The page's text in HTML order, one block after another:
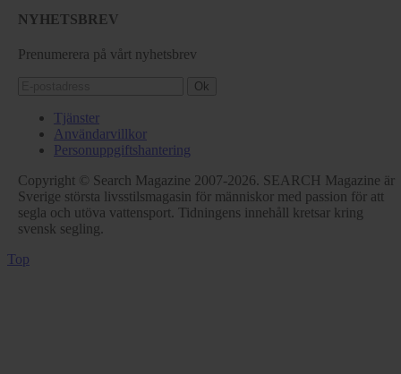
NYHETSBREV
Prenumerera på vårt nyhetsbrev
Ok
Tjänster
Användarvillkor
Personuppgiftshantering
Copyright © Search Magazine 2007-2026. SEARCH Magazine är
Sverige största livsstilsmagasin för människor med passion för att
segla och utöva vattensport. Tidningens innehåll kretsar kring
svensk segling.
Top